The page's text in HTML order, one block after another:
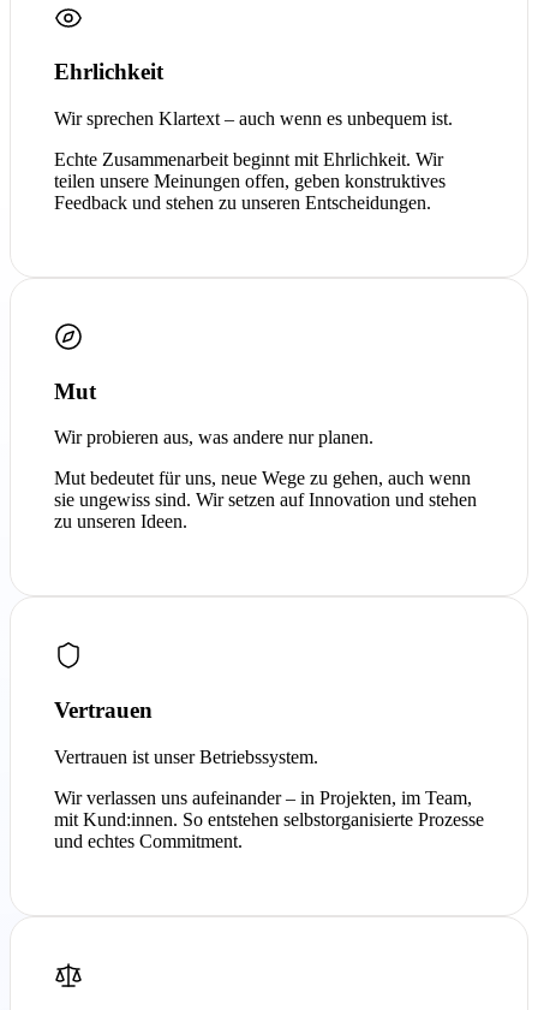
Ehrlichkeit
Wir sprechen Klartext – auch wenn es unbequem ist.
Echte Zusammenarbeit beginnt mit Ehrlichkeit. Wir
teilen unsere Meinungen offen, geben konstruktives
Feedback und stehen zu unseren Entscheidungen.
Mut
Wir probieren aus, was andere nur planen.
Mut bedeutet für uns, neue Wege zu gehen, auch wenn
sie ungewiss sind. Wir setzen auf Innovation und stehen
zu unseren Ideen.
Vertrauen
Vertrauen ist unser Betriebssystem.
Wir verlassen uns aufeinander – in Projekten, im Team,
mit Kund:innen. So entstehen selbstorganisierte Prozesse
und echtes Commitment.